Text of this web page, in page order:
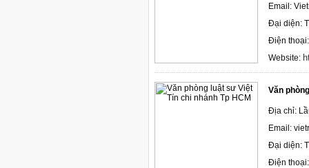
Email:
Đại diện:
Điện
Website:
Văn
Địa chỉ:
Email:
Đại diện:
Điện